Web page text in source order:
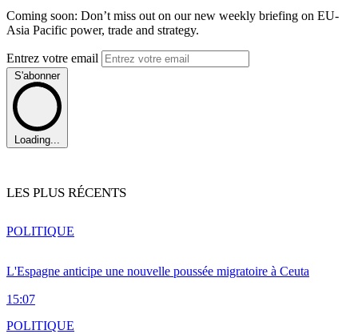
Coming soon: Don’t miss out on our new weekly briefing on EU-
Asia Pacific power, trade and strategy.
Entrez votre email
S'abonner
Loading...
LES PLUS RÉCENTS
L'Espagne anticipe une nouvelle poussée migratoire à Ceuta
15:07
POLITIQUE
POLITIQUE